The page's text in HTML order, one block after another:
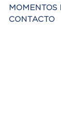
MOMENTOS
CONTACTO